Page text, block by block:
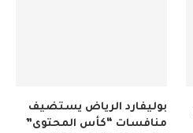
بوليفارد الرياض يستضيف
منافسات “كأس المحتوى”